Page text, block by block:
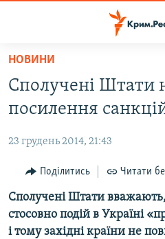
Перейти
основного
матеріалу
до
навігації
Перейти
до
пошуку
ВОДА.КРИМ
ПОЛІТИКА
БЛОГИ
ПОГЛЯД
ІНТЕРВ'Ю
НОВИНИ
Сполучені Штати
посилення
23 грудень 2014, 21:43
Поділитись Читати
Сполучені Штати вважають,
стосовно подій в Україні
і тому західні країни не